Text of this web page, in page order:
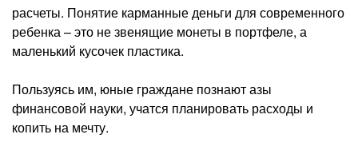
расчеты. Понятие карманные деньги для современного
ребенка – это не звенящие монеты в портфеле, а
маленький кусочек пластика.
Пользуясь им, юные граждане познают азы
финансовой науки, учатся планировать расходы и
копить на мечту.